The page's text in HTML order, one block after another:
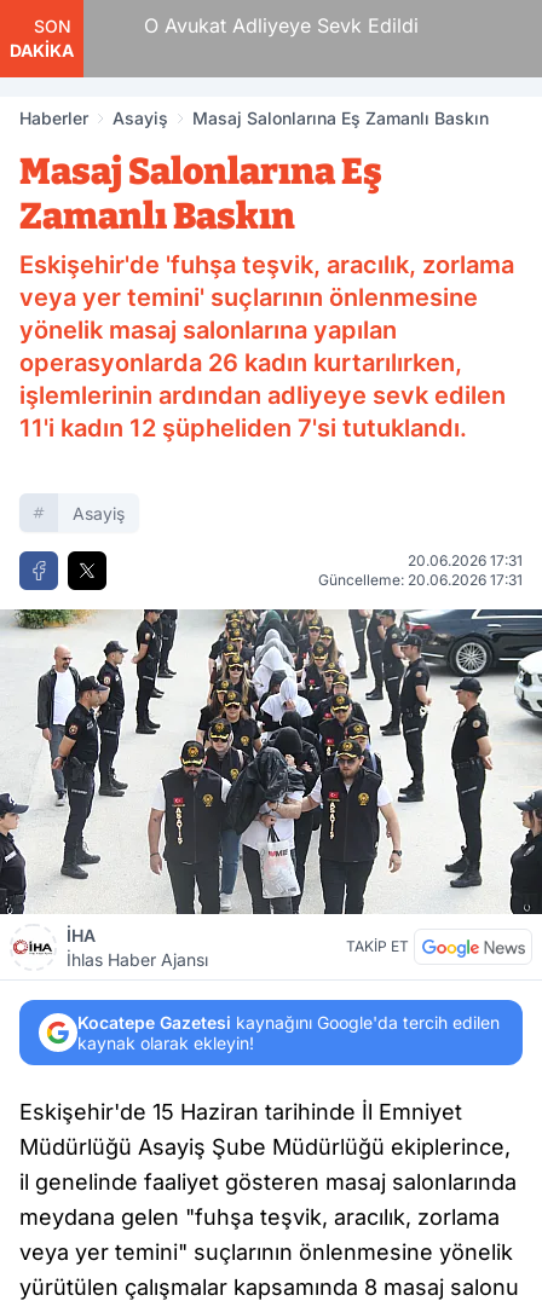
SON
DAKİKA
O Avukat Adliyeye Sevk Edildi
Haberler Asayiş Masaj Salonlarına Eş Zamanlı Baskın
Masaj Salonlarına Eş
Zamanlı Baskın
Eskişehir'de 'fuhşa teşvik, aracılık, zorlama
veya yer temini' suçlarının önlenmesine
yönelik masaj salonlarına yapılan
operasyonlarda 26 kadın kurtarılırken,
işlemlerinin ardından adliyeye sevk edilen
11'i kadın 12 şüpheliden 7'si tutuklandı.
Asayiş
20.06.2026 17:31
Güncelleme: 20.06.2026 17:31
İHA
İhlas Haber Ajansı
TAKİP ET
Kocatepe Gazetesi kaynağını Google'da tercih edilen
kaynak olarak ekleyin!
Eskişehir'de 15 Haziran tarihinde İl Emniyet
Müdürlüğü Asayiş Şube Müdürlüğü ekiplerince,
il genelinde faaliyet gösteren masaj salonlarında
meydana gelen "fuhşa teşvik, aracılık, zorlama
veya yer temini" suçlarının önlenmesine yönelik
yürütülen çalışmalar kapsamında 8 masaj salonu